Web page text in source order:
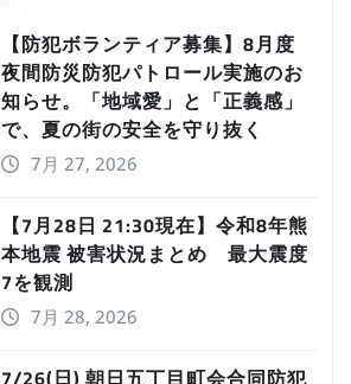
【防犯ボランティア募集】8月度
夜間防災防犯パトロール実施のお
知らせ。「地域愛」と「正義感」
で、夏の街の安全を守り抜く
7月 27, 2026
【7月28日 21:30現在】令和8年熊
本地震 被害状況まとめ 最大震度
7を観測
7月 28, 2026